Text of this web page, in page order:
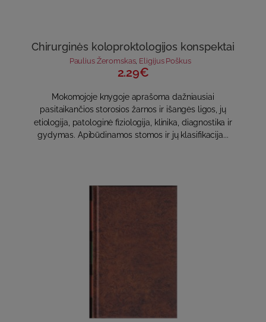
Chirurginės koloproktologijos konspektai
Paulius Žeromskas, Eligijus Poškus
2.29€
Mokomojoje knygoje aprašoma dažniausiai
pasitaikančios storosios žarnos ir išangės ligos, jų
etiologija, patologinė fiziologija, klinika, diagnostika ir
gydymas. Apibūdinamos stomos ir jų klasifikacija...